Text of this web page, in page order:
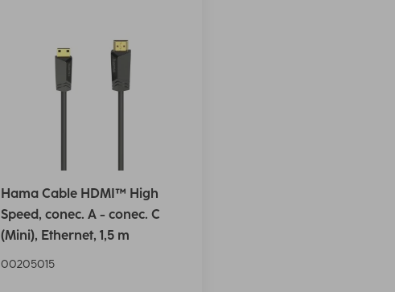
Hama Cable HDMI™ High
Speed, conec. A - conec. C
(Mini), Ethernet, 1,5 m
00205015